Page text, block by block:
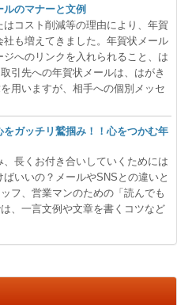
ルのマナーと文例
コスト削減等の理由により、年賀
社も増えてきました。年賀状メール
へのリンクを入れられること、は
引先への年賀状メールは、はがき
用いますが、相手への個別メッセ
をガッチリ鷲掴み！！心をつかむ年
、長くお付き合いしていくためには
ばいいの？メールやSNSとの違いと
フ、営業マンのための「読んでも
、一言文例や文章を書くコツなど